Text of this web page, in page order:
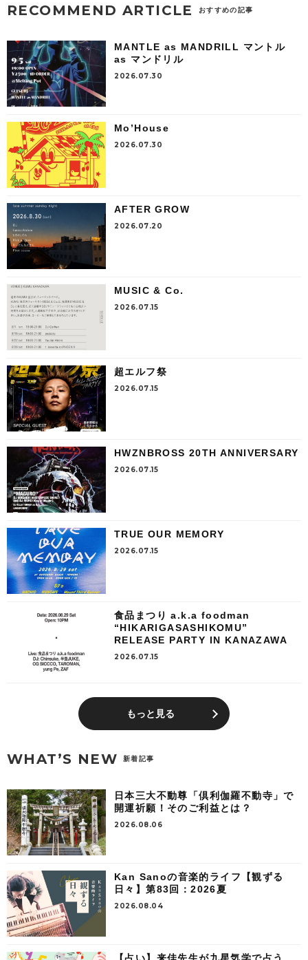
RECOMMEND ARTICLE おすすめの記事
MANTLE as MANDRILL マントル
as マンドリル
2026.07.30
Mo’House
2026.07.30
AFTER GROW
2026.07.20
MUSIC & Co.
2026.07.15
超エルフ祭
2026.07.15
HWZNBROSS 20TH ANNIVERSARY
2026.07.15
TRUE OUR MEMORY
2026.07.15
食品まつり a.k.a foodman
“HIKARIGASASHIKOMU”
RELEASE PARTY IN KANAZAWA
2026.07.15
もっと見る
WHAT’S NEW 新着記事
日本三大不動尊「倶利伽羅不動寺」で
開運祈願！そのご利益とは？
2026.08.06
Kan Sanoの音楽的ライフ【観ずる
日々】第83回：2026夏
2026.08.04